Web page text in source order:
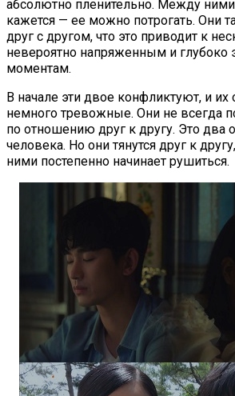
абсолютно пленительно. Между ними
кажется — ее можно потрогать. Они
друг с другом, что это приводит к
невероятно напряженным и
моментам.
В начале эти двое конфликтуют, и их
немного тревожные. Они не всегда
по отношению друг к другу. Это два
человека. Но они тянутся друг к
ними постепенно начинает рушиться.